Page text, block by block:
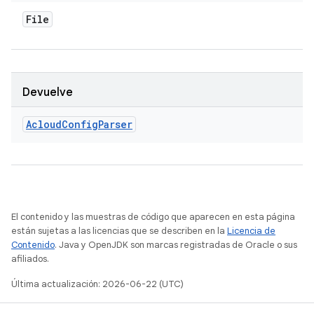
File
Devuelve
AcloudConfigParser
El contenido y las muestras de código que aparecen en esta página
están sujetas a las licencias que se describen en la Licencia de
Contenido. Java y OpenJDK son marcas registradas de Oracle o sus
afiliados.
Última actualización: 2026-06-22 (UTC)